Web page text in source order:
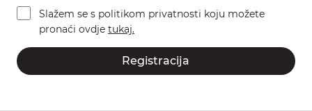
Slažem se s politikom privatnosti koju možete
pronaći ovdje tukaj.
Registracija